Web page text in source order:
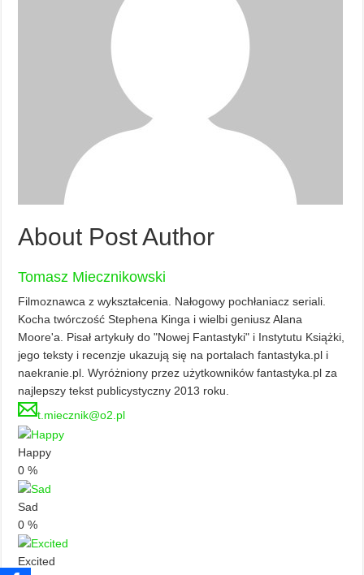
About Post Author
Tomasz Miecznikowski
Filmoznawca z wykształcenia. Nałogowy pochłaniacz seriali.
Kocha twórczość Stephena Kinga i wielbi geniusz Alana
Moore'a. Pisał artykuły do "Nowej Fantastyki" i Instytutu Książki,
jego teksty i recenzje ukazują się na portalach fantastyka.pl i
naekranie.pl. Wyróżniony przez użytkowników fantastyka.pl za
najlepszy tekst publicystyczny 2013 roku.
t.miecznik@o2.pl
Happy
0 %
Sad
0 %
Excited